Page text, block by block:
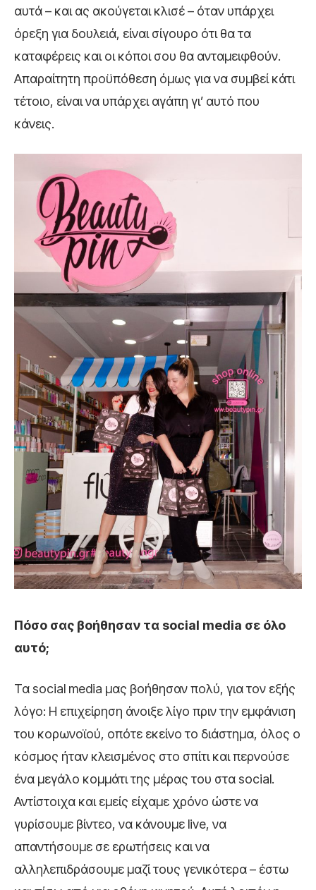
αυτά – και ας ακούγεται κλισέ – όταν υπάρχει
όρεξη για δουλειά, είναι σίγουρο ότι θα τα
καταφέρεις και οι κόποι σου θα ανταμειφθούν.
Απαραίτητη προϋπόθεση όμως για να συμβεί κάτι
τέτοιο, είναι να υπάρχει αγάπη γι’ αυτό που
κάνεις.
Πόσο σας βοήθησαν τα social media σε όλο
αυτό;
Τα social media μας βοήθησαν πολύ, για τον εξής
λόγο: Η επιχείρηση άνοιξε λίγο πριν την εμφάνιση
του κορωνοϊού, οπότε εκείνο το διάστημα, όλος ο
κόσμος ήταν κλεισμένος στο σπίτι και περνούσε
ένα μεγάλο κομμάτι της μέρας του στα social.
Αντίστοιχα και εμείς είχαμε χρόνο ώστε να
γυρίσουμε βίντεο, να κάνουμε live, να
απαντήσουμε σε ερωτήσεις και να
αλληλεπιδράσουμε μαζί τους γενικότερα – έστω